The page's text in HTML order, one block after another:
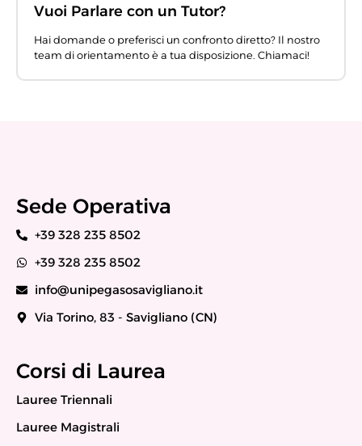
Vuoi Parlare con un Tutor?
Hai domande o preferisci un confronto diretto? Il nostro
team di orientamento è a tua disposizione. Chiamaci!
Sede Operativa
+39 328 235 8502
+39 328 235 8502
info@unipegasosavigliano.it
Via Torino, 83 - Savigliano (CN)
Corsi di Laurea
Lauree Triennali
Lauree Magistrali